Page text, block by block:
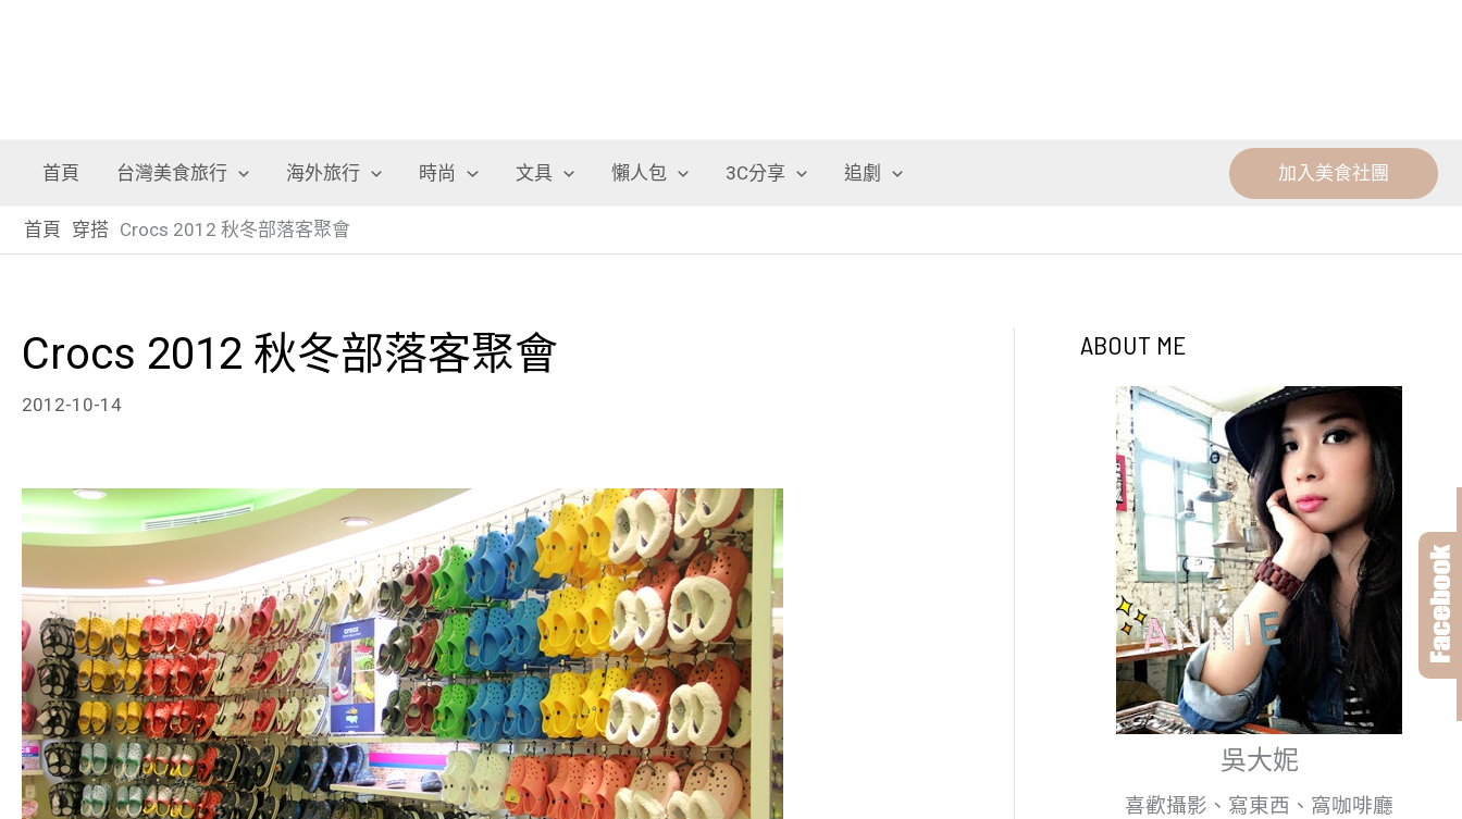
首頁 台灣美食旅行 海外旅行 時尚 文具 懶人包 3C分享 追劇 加入美食社團
首頁 穿搭 Crocs 2012 秋冬部落客聚會
Crocs 2012 秋冬部落客聚會
2012-10-14
ABOUT ME
吳大妮
喜歡攝影、寫東西、窩咖啡廳